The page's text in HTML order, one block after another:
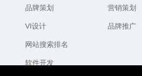
品牌策划
VI设计
网站搜索排名
软件开发
营销策划
品牌推广